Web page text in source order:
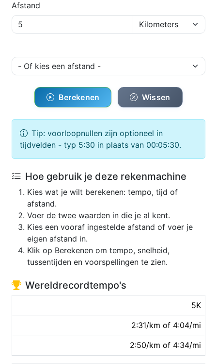
Afstand
Berekenen Wissen
Tip: voorloopnullen zijn optioneel in
tijdvelden - typ 5:30 in plaats van 00:05:30.
Hoe gebruik je deze rekenmachine
Kies wat je wilt berekenen: tempo, tijd of
afstand.
Voer de twee waarden in die je al kent.
Kies een vooraf ingestelde afstand of voer je
eigen afstand in.
Klik op Berekenen om tempo, snelheid,
tussentijden en voorspellingen te zien.
Wereldrecordtempo's
5K
2:31/km of 4:04/mi
2:50/km of 4:34/mi